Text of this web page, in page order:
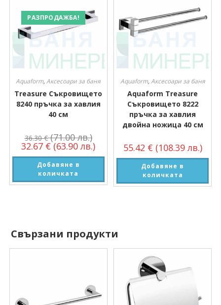
РАЗПРОДАЖБА!
Aquaform,Аксесоари за баня
Treasure Съкровището
8240 пръчка за хавлия
40 см
36.30€ (71.00 лв.)
32.67 € (63.90 лв.)
Добавяне в
количката
Aquaform,Аксесоари за баня
Aquaform Treasure
Съкровището 8222
пръчка за хавлия
двойна ножица 40 см
55.42 € (108.39 лв.)
Добавяне в
количката
Свързани продукти